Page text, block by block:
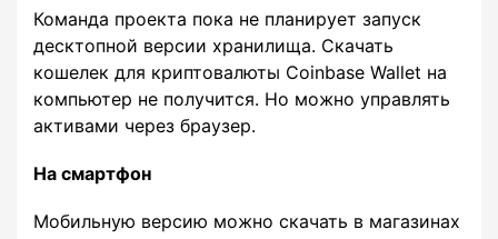
Команда проекта пока не планирует запуск
десктопной версии хранилища. Скачать
кошелек для криптовалюты Coinbase Wallet на
компьютер не получится. Но можно управлять
активами через браузер.
На смартфон
Мобильную версию можно скачать в магазинах